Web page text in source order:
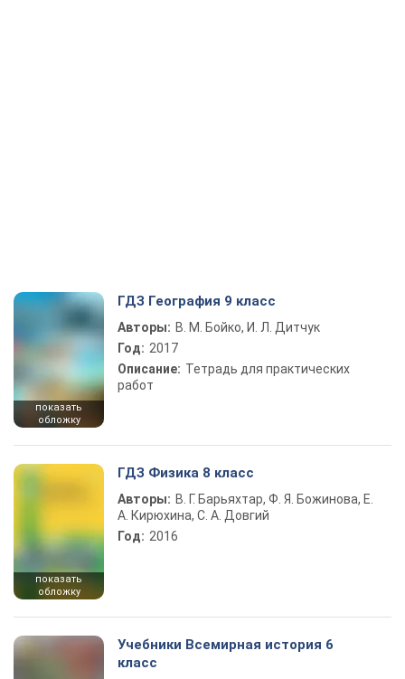
показать
обложку
ГДЗ География 9 класс
Авторы: В. М. Бойко, И. Л. Дитчук
Год: 2017
Описание: Тетрадь для практических
работ
показать
обложку
ГДЗ Физика 8 класс
Авторы: В. Г. Барьяхтар, Ф. Я. Божинова, Е.
А. Кирюхина, С. А. Довгий
Год: 2016
Учебники Всемирная история 6
класс